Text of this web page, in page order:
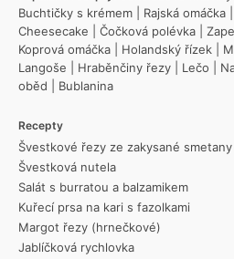
Buchtičky s krémem
Rajská omáčka
Cheesecake
Čočková polévka
Koprová omáčka
Holandský řízek
Langoše
Hraběnčiny řezy Lečo
oběd
Bublanina
Recepty
Švestkové řezy ze zakysané smetany
Švestková nutela
Salát s burratou a balzamikem
Kuřecí prsa na kari s fazolkami
Margot řezy (hrnečkové)
Jablíčková rychlovka